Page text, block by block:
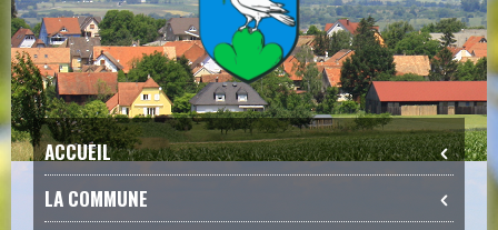
content
ACCUEIL
LA COMMUNE